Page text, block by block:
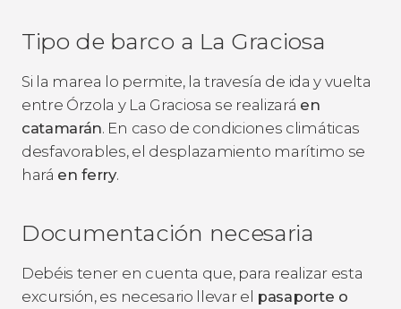
Tipo de barco a La Graciosa
Si la marea lo permite, la travesía de ida y vuelta
entre Órzola y La Graciosa se realizará en
catamarán. En caso de condiciones climáticas
desfavorables, el desplazamiento marítimo se
hará en ferry.
Documentación necesaria
Debéis tener en cuenta que, para realizar esta
excursión, es necesario llevar el pasaporte o